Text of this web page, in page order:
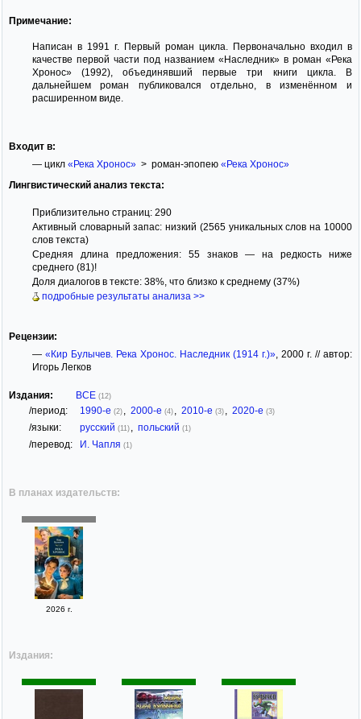
Примечание:
Написан в 1991 г. Первый роман цикла. Первоначально входил в
качестве первой части под названием «Наследник» в роман «Река
Хронос» (1992), объединявший первые три книги цикла. В
дальнейшем роман публиковался отдельно, в изменённом и
расширенном виде.
Входит в:
— цикл «Река Хронос»> роман-эпопею «Река Хронос»
Лингвистический анализ текста:
Приблизительно страниц: 290
Активный словарный запас: низкий (2565 уникальных слов на 10000
слов текста)
Средняя длина предложения: 55 знаков — на редкость ниже
среднего (81)!
Доля диалогов в тексте: 38%, что близко к среднему (37%)
подробные результаты анализа >>
Рецензии:
— «Кир Булычев. Река Хронос. Наследник (1914 г.)», 2000 г. // автор:
Игорь Легков
Издания: ВСЕ (12)
/период: 1990-е (2) 2000-е (4) 2010-е (3) 2020-е (3)
/языки: русский (11) польский (1)
/перевод: И. Чапля (1)
В планах издательств:
2026 г.
Издания: